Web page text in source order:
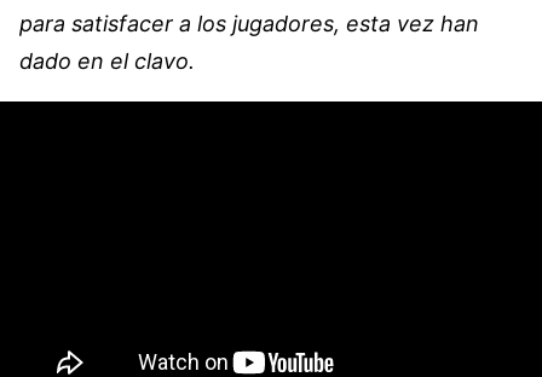
para satisfacer a los jugadores, esta vez han
dado en el clavo.